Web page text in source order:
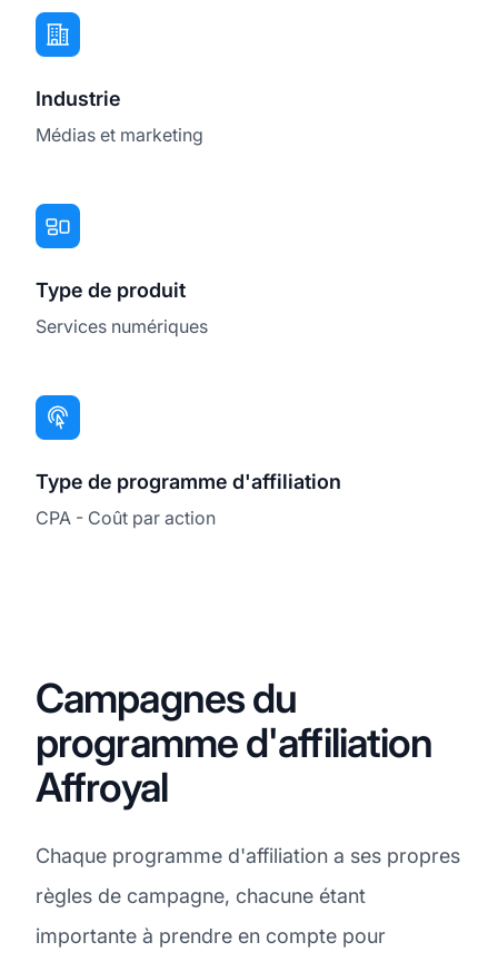
Industrie
Médias et marketing
Type de produit
Services numériques
Type de programme d'affiliation
CPA - Coût par action
Campagnes du
programme d'affiliation
Affroyal
Chaque programme d'affiliation a ses propres
règles de campagne, chacune étant
importante à prendre en compte pour